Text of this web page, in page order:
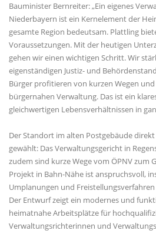
Bauminister Bernreiter: „Ein eigenes
Niederbayern ist ein Kernelement der
gesamte Region bedeutsam. Plattling
Voraussetzungen. Mit der heutigen
gehen wir einen wichtigen Schritt. Wir
eigenständigen Justiz- und
Bürger profitieren von kurzen Wegen
bürgernahen Verwaltung. Das ist ein
gleichwertigen Lebensverhältnissen in
Der Standort im alten Postgebäude
gewählt: Das Verwaltungsgericht in
zudem sind kurze Wege vom ÖPNV zum
Projekt in Bahn-Nähe ist anspruchsvoll,
Umplanungen und
Der Entwurf zeigt ein modernes und
heimatnahe Arbeitsplätze für
Verwaltungsrichterinnen und